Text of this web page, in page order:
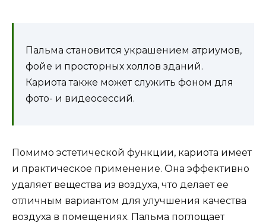
Пальма становится украшением атриумов,
фойе и просторных холлов зданий.
Кариота также может служить фоном для
фото- и видеосессий.
Помимо эстетической функции, кариота имеет
и практическое применение. Она эффективно
удаляет вещества из воздуха, что делает ее
отличным вариантом для улучшения качества
воздуха в помещениях. Пальма поглощает